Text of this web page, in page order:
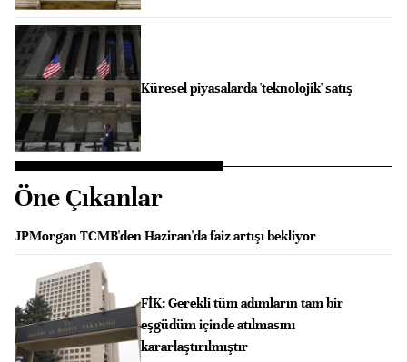
Küresel piyasalarda 'teknolojik' satış
Öne Çıkanlar
JPMorgan TCMB'den Haziran'da faiz artışı bekliyor
FİK: Gerekli tüm adımların tam bir
eşgüdüm içinde atılmasını
kararlaştırılmıştır